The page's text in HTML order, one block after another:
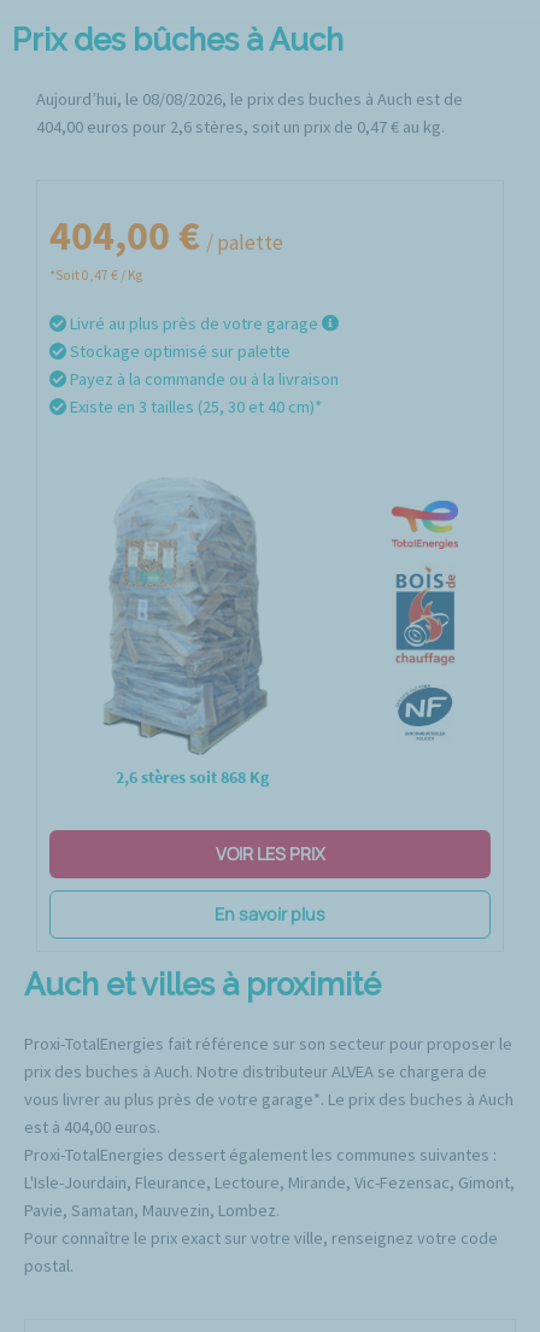
Prix des bûches à Auch
Aujourd’hui, le 08/08/2026, le prix des buches à Auch est de
404,00 euros pour 2,6 stères, soit un prix de 0,47 € au kg.
2,6 stères soit 868 Kg
404,00 € / palette
*Soit 0,47 € / Kg
Livré au plus près de votre garage
Stockage optimisé sur palette
Payez à la commande ou à la livraison
Existe en 3 tailles (25, 30 et 40 cm)*
VOIR LES PRIX
En savoir plus
Auch et villes à proximité
Proxi-TotalEnergies fait référence sur son secteur pour proposer le
prix des buches à Auch. Notre distributeur ALVEA se chargera de
vous livrer au plus près de votre garage*. Le prix des buches à Auch
est à 404,00 euros.
Proxi-TotalEnergies dessert également les communes suivantes :
L'Isle-Jourdain, Fleurance, Lectoure, Mirande, Vic-Fezensac, Gimont,
Pavie, Samatan, Mauvezin, Lombez.
Pour connaître le prix exact sur votre ville, renseignez votre code
postal.